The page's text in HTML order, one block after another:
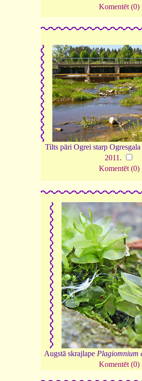
Komentēt (0)
Tilts pāri Ogrei starp
2011 .
Komentēt (0)
Augstā skrajlape Plagiomnium
Komentēt (0)